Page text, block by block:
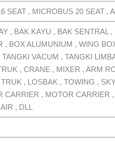
SEAT , MICROBUS 20 SEAT ,
, BAK KAYU , BAK SENTRAL ,
, BOX ALUMUNIUM , WING
VACUM , TANGKI
, CRANE , MIXER , ARM
, LOSBAK , TOWING ,
CARRIER , MOTOR CARRIER ,
, DLL